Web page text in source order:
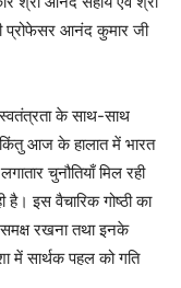
प्रोफेसर आनंद कुमार जी
के साथ-साथ
आज के हालात में भारत
चुनौतियाँ मिल रही
है। इस वैचारिक गोष्ठी का
रखना तथा इनके
सार्थक पहल को गति